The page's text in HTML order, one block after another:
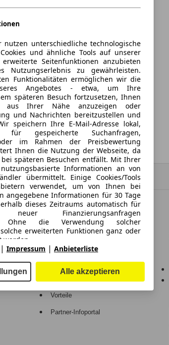
Händler
Anmelden
Vorteile
Partner-Infoportal
unterschiedliche technologische
und ähnliche Tools auf unserer
Seitenfunktionen anzubieten
Nutzungserlebnis zu gewährleisten.
Funktionalitäten ermöglichen wir die
Angebotes - etwa, um Ihre
späteren Besuch fortzusetzen, Ihnen
aus Ihrer Nähe anzuzeigen oder
und Nachrichten bereitzustellen und
speichern Ihre E-Mail-Adresse lokal,
gespeicherte Suchanfragen,
im Rahmen der Preisbewertung
Ihnen die Nutzung der Webseite, da
späteren Besuchen entfällt. Mit Ihrer
Informationen an von
übermittelt. Einige Cookies/Tools
verwendet, um von Ihnen bei
angegebene Informationen für 30 Tage
dieses Zeitraums automatisch für
Finanzierungsanfragen
Ohne die Verwendung solcher
erweiterten Funktionen ganz oder
zusammen.
| Impressum | Anbieterliste
Alle akzeptieren